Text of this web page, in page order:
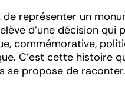
de représenter un
d’une décision qui
commémorative,
C’est cette histoire
se propose de raconter.